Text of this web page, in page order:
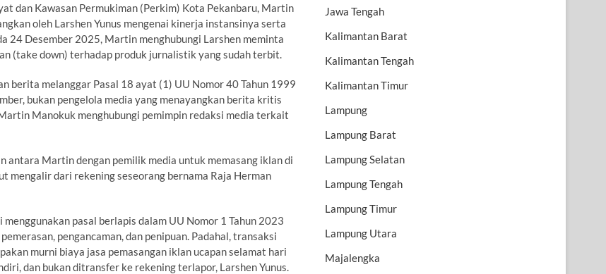
dan Kawasan Permukiman (Perkim) Kota Pekanbaru, Martin
oleh Larshen Yunus mengenai kinerja instansinya serta
24 Desember 2025, Martin menghubungi Larshen meminta
(take down) terhadap produk jurnalistik yang sudah terbit.
berita melanggar Pasal 18 ayat (1) UU Nomor 40 Tahun 1999
bukan pengelola media yang menayangkan berita kritis
Manokuk menghubungi pemimpin redaksi media terkait
Martin dengan pemilik media untuk memasang iklan di
mengalir dari rekening seseorang bernama Raja Herman
pasal berlapis dalam UU Nomor 1 Tahun 2023
pengancaman, dan penipuan. Padahal, transaksi
murni biaya jasa pemasangan iklan ucapan selamat hari
dan bukan ditransfer ke rekening terlapor, Larshen Yunus.
Jawa Tengah
Kalimantan Barat
Kalimantan Tengah
Kalimantan Timur
Lampung
Lampung Barat
Lampung Selatan
Lampung Tengah
Lampung Timur
Lampung Utara
Majalengka